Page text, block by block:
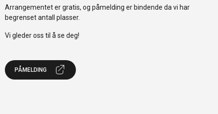
Arrangementet er gratis, og påmelding er bindende da vi har
begrenset antall plasser.
Vi gleder oss til å se deg!
PÅMELDING